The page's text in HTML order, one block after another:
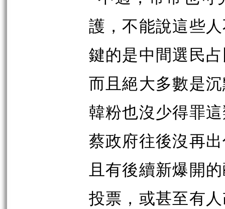
護，不能說這些
鍵的是中間選民
而且絕大多數是
韓粉也沒少得罪
蔡政府往後沒再
且有後續新爆開
投票，或甚至有